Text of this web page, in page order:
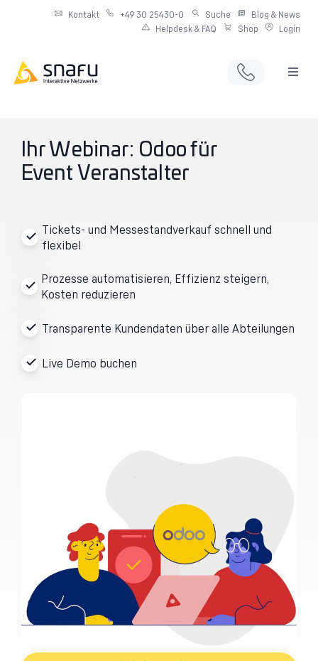
Kontakt +49 30 25430-0 Suche
Blog & News
Helpdesk & FAQ
Shop Login
Individuelle IT-Infrastruktur
Produkte & Angebote
Ihr Webinar: Odoo für
Event Veranstalter
Tickets- und Messestandverkauf schnell und
flexibel
Prozesse automatisieren, Effizienz steigern,
Kosten reduzieren
Transparente Kundendaten über alle Abteilungen
Live Demo buchen